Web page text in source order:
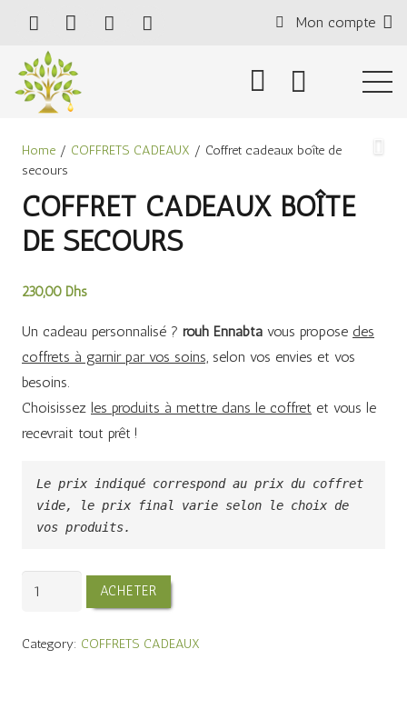
Mon compte
Home / COFFRETS CADEAUX / Coffret cadeaux boîte de
secours
COFFRET CADEAUX BOÎTE
DE SECOURS
230,00 Dhs
Un cadeau personnalisé ? rouh Ennabta vous propose des
coffrets à garnir par vos soins, selon vos envies et vos
besoins.
Choisissez les produits à mettre dans le coffret et vous le
recevrait tout prêt !
Le prix indiqué correspond au prix du coffret
vide, le prix final varie selon le choix de
vos produits.
Coffret
ACHETER
Category: COFFRETS CADEAUX